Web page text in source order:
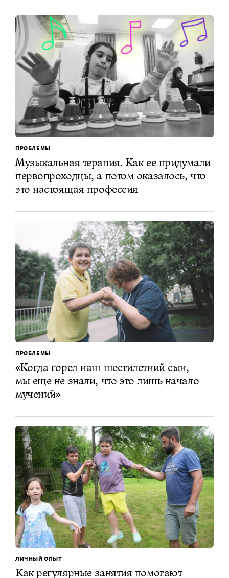
ПРОБЛЕМЫ
Музыкальная терапия. Как ее придумали
первопроходцы, а потом оказалось, что
это настоящая профессия
ПРОБЛЕМЫ
«Когда горел наш шестилетний сын,
мы еще не знали, что это лишь начало
мучений»
ЛИЧНЫЙ ОПЫТ
Как регулярные занятия помогают